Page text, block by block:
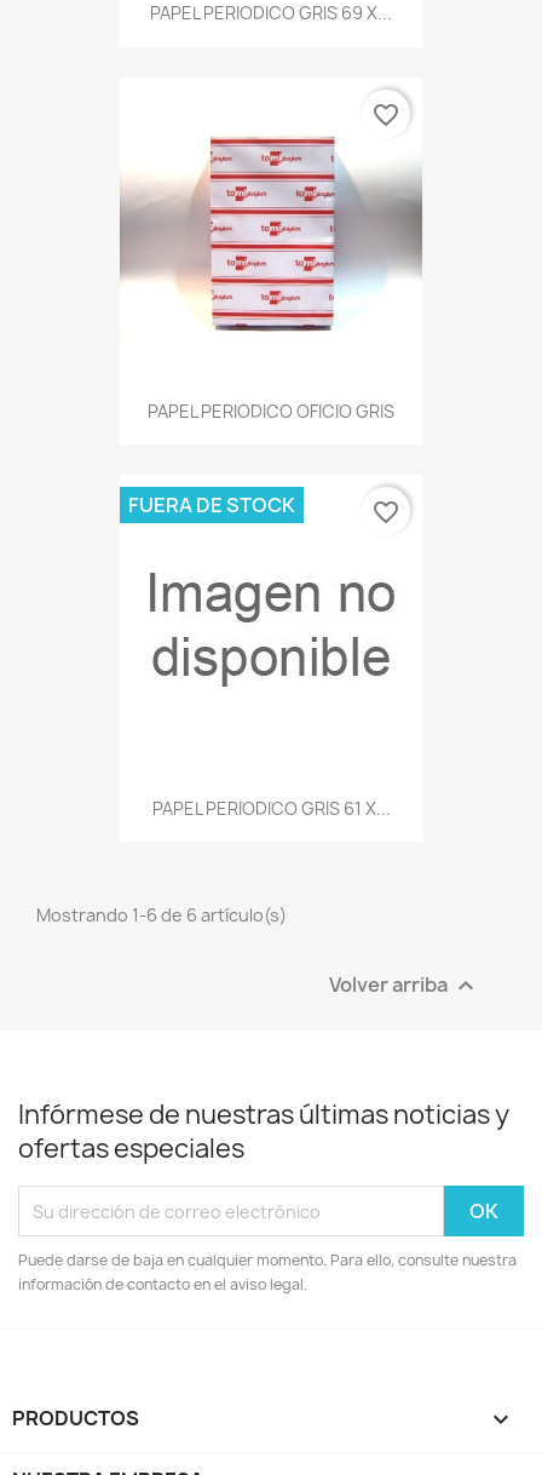
PAPEL PERIODICO GRIS 69 X...
PAPEL PERIODICO OFICIO GRIS
favorite_border
PAPEL PERIODICO GRIS 61 X...
FUERA DE STOCK favorite_border
Mostrando 1-6 de 6 artículo(s)
Volver arriba 
Infórmese de nuestras últimas noticias y
ofertas especiales
Puede darse de baja en cualquier momento. Para ello, consulte nuestra
información de contacto en el aviso legal.
PRODUCTOS 